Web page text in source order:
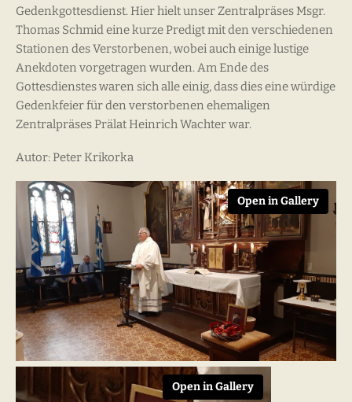
Gedenkgottesdienst. Hier hielt unser Zentralpräses Msgr.
Thomas Schmid eine kurze Predigt mit den verschiedenen
Stationen des Verstorbenen, wobei auch einige lustige
Anekdoten vorgetragen wurden. Am Ende des
Gottesdienstes waren sich alle einig, dass dies eine würdige
Gedenkfeier für den verstorbenen ehemaligen
Zentralpräses Prälat Heinrich Wachter war.
Autor: Peter Krikorka
Open in Gallery
Open in Gallery